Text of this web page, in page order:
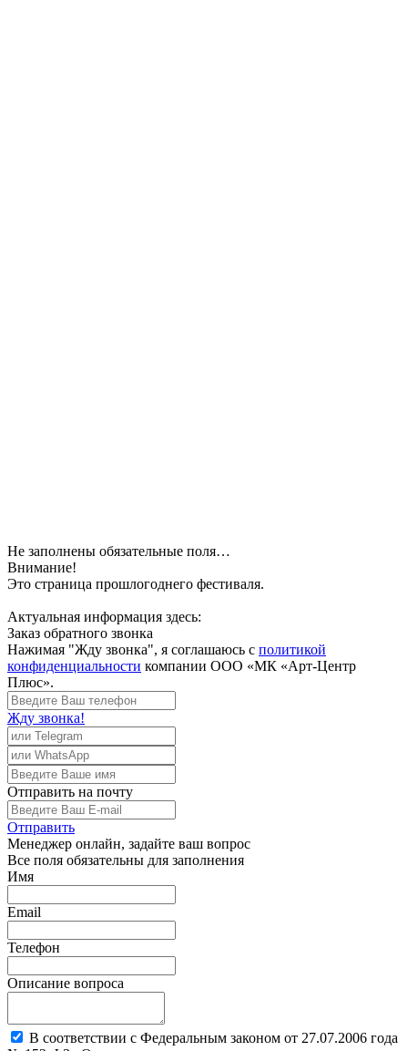
Не заполнены обязательные поля…
Внимание!
Это страница прошлогоднего фестиваля.
Актуальная информация здесь:
Заказ обратного звонка
Нажимая "Жду звонка", я соглашаюсь с политикой
конфиденциальности компании ООО «МК «Арт-Центр
Плюс».
Жду звонка!
Отправить на почту
Отправить
Менеджер онлайн, задайте ваш вопрос
Все поля обязательны для заполнения
Имя
Email
Телефон
Описание вопроса
В соответствии с Федеральным законом от 27.07.2006 года